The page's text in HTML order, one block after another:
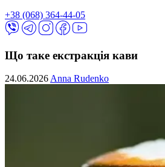
+38 (068) 364-44-05
Що таке екстракція кави
24.06.2026Anna Rudenko